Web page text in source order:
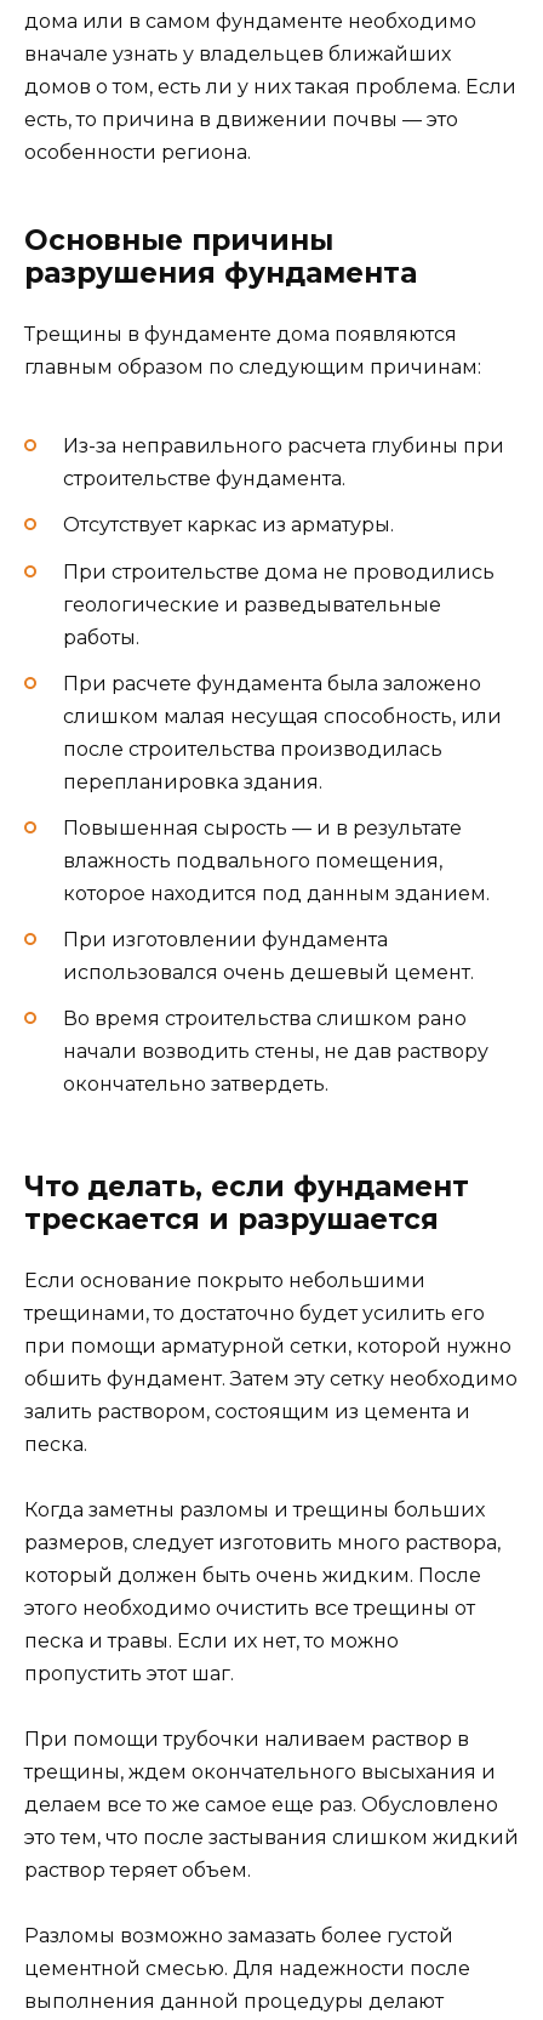
дома или в самом фундаменте необходимо
вначале узнать у владельцев ближайших
домов о том, есть ли у них такая проблема. Если
есть, то причина в движении почвы — это
особенности региона.
Основные причины
разрушения фундамента
Трещины в фундаменте дома появляются
главным образом по следующим причинам:
Из-за неправильного расчета глубины при
строительстве фундамента.
Отсутствует каркас из арматуры.
При строительстве дома не проводились
геологические и разведывательные
работы.
При расчете фундамента была заложено
слишком малая несущая способность, или
после строительства производилась
перепланировка здания.
Повышенная сырость — и в результате
влажность подвального помещения,
которое находится под данным зданием.
При изготовлении фундамента
использовался очень дешевый цемент.
Во время строительства слишком рано
начали возводить стены, не дав раствору
окончательно затвердеть.
Что делать, если фундамент
трескается и разрушается
Если основание покрыто небольшими
трещинами, то достаточно будет усилить его
при помощи арматурной сетки, которой нужно
обшить фундамент. Затем эту сетку необходимо
залить раствором, состоящим из цемента и
песка.
Когда заметны разломы и трещины больших
размеров, следует изготовить много раствора,
который должен быть очень жидким. После
этого необходимо очистить все трещины от
песка и травы. Если их нет, то можно
пропустить этот шаг.
При помощи трубочки наливаем раствор в
трещины, ждем окончательного высыхания и
делаем все то же самое еще раз. Обусловлено
это тем, что после застывания слишком жидкий
раствор теряет объем.
Разломы возможно замазать более густой
цементной смесью. Для надежности после
выполнения данной процедуры делают